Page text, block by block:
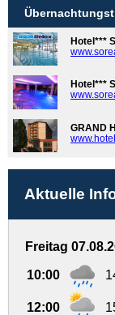
Hotel***
Hotel***
GRAND
Aktuelle
Freitag
10:00
12:00